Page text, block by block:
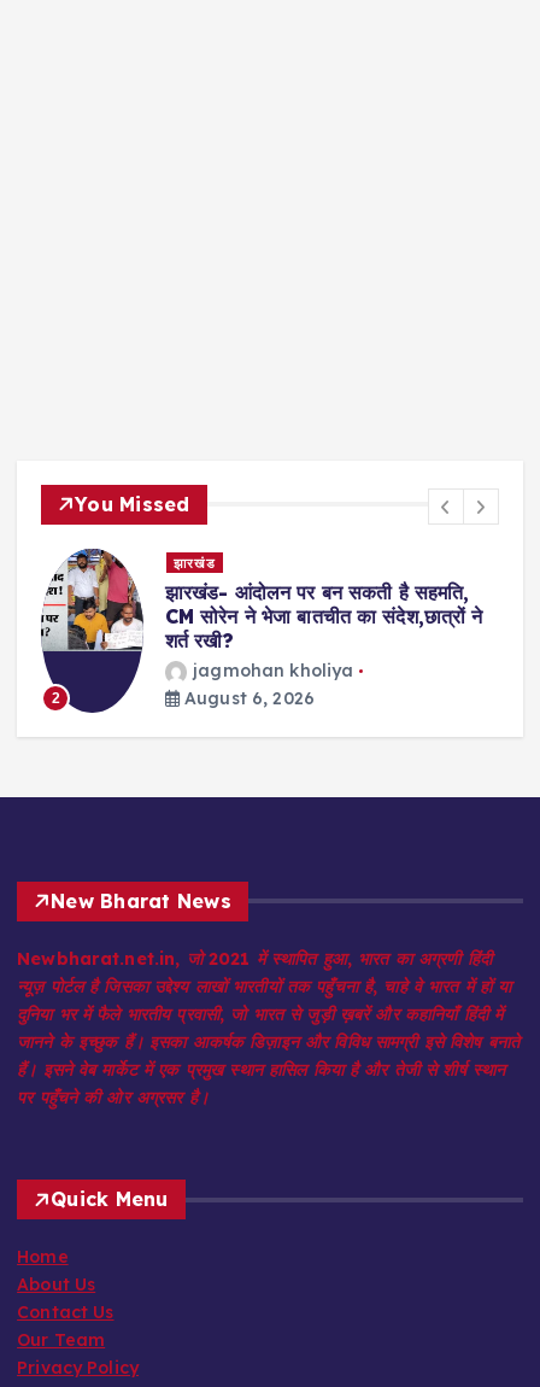
You Missed
है सहमति,
संदेश,छात्रों ने
3
Shooting- अमेरिका के नॉर्थ
अंधाधुंध गोलीबारी, कई लोगों की
विजय जोशी
New Bharat News
Newbharat.net.in, जो 2021 में स्थापित हुआ, भारत का अग्रणी हिंदी
न्यूज़ पोर्टल है जिसका उद्देश्य लाखों भारतीयों तक पहुँचना है, चाहे वे भारत में हों या
दुनिया भर में फैले भारतीय प्रवासी, जो भारत से जुड़ी ख़बरें और कहानियाँ हिंदी में
जानने के इच्छुक हैं। इसका आकर्षक डिज़ाइन और विविध सामग्री इसे विशेष बनाते
हैं। इसने वेब मार्केट में एक प्रमुख स्थान हासिल किया है और तेजी से शीर्ष स्थान
पर पहुँचने की ओर अग्रसर है।
Quick Menu
Home
About Us
Contact Us
Our Team
Privacy Policy